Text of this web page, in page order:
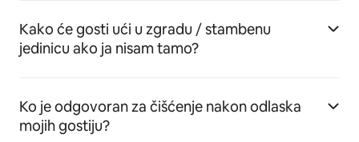
Kako će gosti ući u zgradu / stambenu
jedinicu ako ja nisam tamo?
Ko je odgovoran za čišćenje nakon odlaska
mojih gostiju?